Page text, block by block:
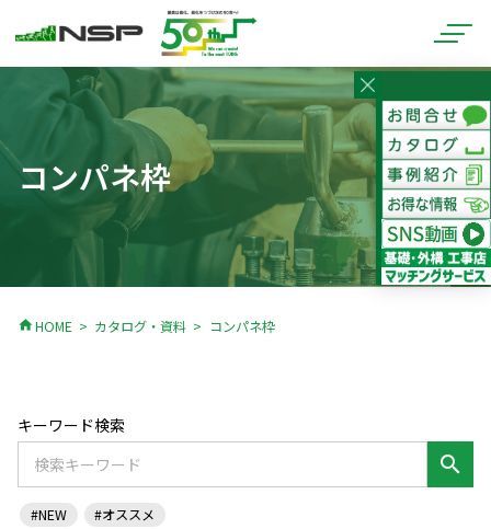
コンパネ枠
home HOME カタログ・資料 コンパネ枠
キーワード検索
search
#NEW #オススメ